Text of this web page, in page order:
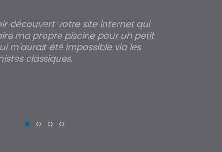
découvert votre site internet qui
ma propre piscine pour un petit
m'aurait été impossible via les
classiques.